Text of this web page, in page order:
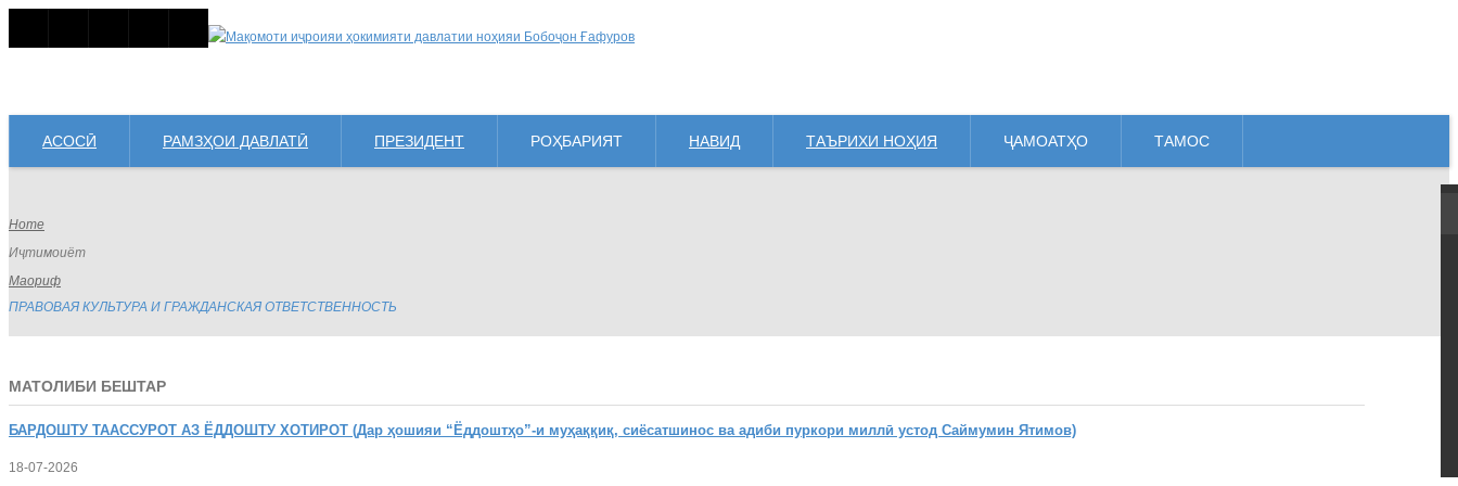
АСОСӢ РАМЗҲОИ ДАВЛАТӢ ПРЕЗИДЕНТ РОҲБАРИЯТ НАВИД ТАЪРИХИ НОҲИЯ ҶАМОАТҲО ТАМОС
Home
Иҷтимоиёт
Маориф
ПРАВОВАЯ КУЛЬТУРА И ГРАЖДАНСКАЯ ОТВЕТСТВЕННОСТЬ
МАТОЛИБИ БЕШТАР
БАРДОШТУ ТААССУРОТ АЗ ЁДДОШТУ ХОТИРОТ (Дар ҳошияи “Ёддоштҳо”-и муҳаққиқ, сиёсатшинос ва адиби пуркори миллӣ устод Саймумин Ятимов)
18-07-2026